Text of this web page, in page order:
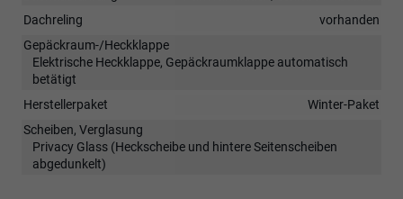
Dachreling
vorhanden
Gepäckraum-/Heckklappe
Elektrische Heckklappe, Gepäckraumklappe automatisch
betätigt
Herstellerpaket
Winter-Paket
Scheiben, Verglasung
Privacy Glass (Heckscheibe und hintere Seitenscheiben
abgedunkelt)